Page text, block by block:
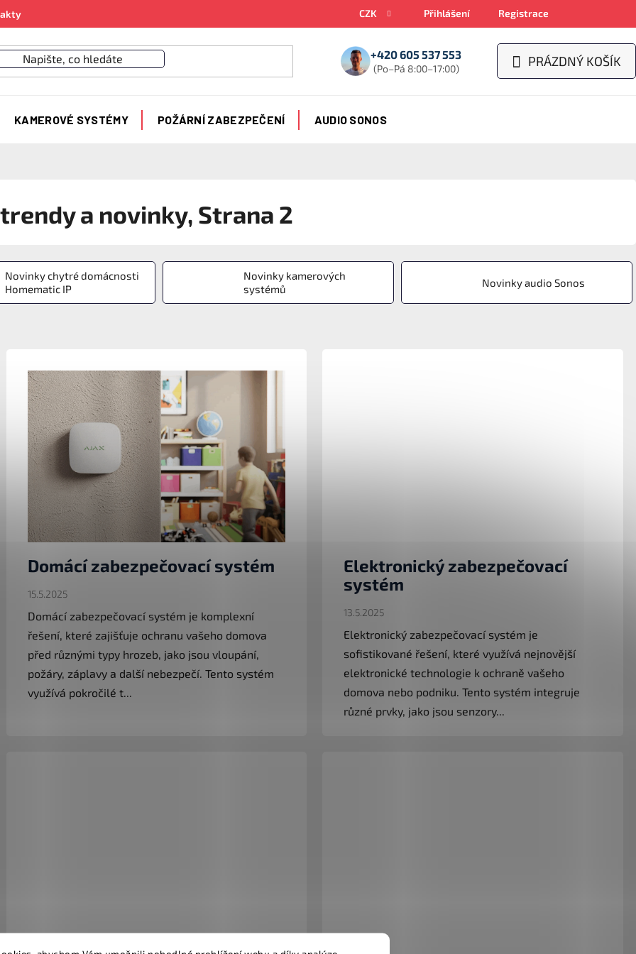
CZK Přihlášení Registrace
+420 605 537 553
(Po–Pá 8:00–17:00)
NÁKUPNÍ
PRÁZDNÝ KOŠÍK
KAMEROVÉ SYSTÉMY POŽÁRNÍ ZABEZPEČENÍ AUDIO SONOS
a novinky, Strana 2
Novinky chytré domácnosti
Homematic IP
Novinky kamerových
systémů
Novinky audio Sonos
Domácí zabezpečovací systém
15.5.2025
Domácí zabezpečovací systém je komplexní
řešení, které zajišťuje ochranu vašeho domova
před různými typy hrozeb, jako jsou vloupání,
požáry, záplavy a další nebezpečí. Tento systém
využívá pokročilé t...
Elektronický zabezpečovací
systém
13.5.2025
Elektronický zabezpečovací systém je
sofistikované řešení, které využívá nejnovější
elektronické technologie k ochraně vašeho
domova nebo podniku. Tento systém integruje
různé prvky, jako jsou senzory...